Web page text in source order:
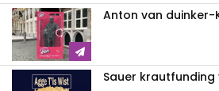
Anton van duinker-
Sauer krautfunding